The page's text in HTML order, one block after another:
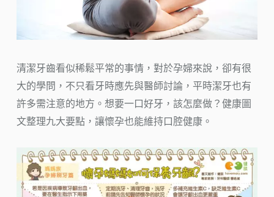
清潔牙齒看似稀鬆平常的事情，對於孕婦來說，卻有很
大的學問，不只看牙時應先與醫師討論，平時潔牙也有
許多需注意的地方。想要一口好牙，該怎麼做？健康圖
文整理九大要點，讓懷孕也能維持口腔健康。